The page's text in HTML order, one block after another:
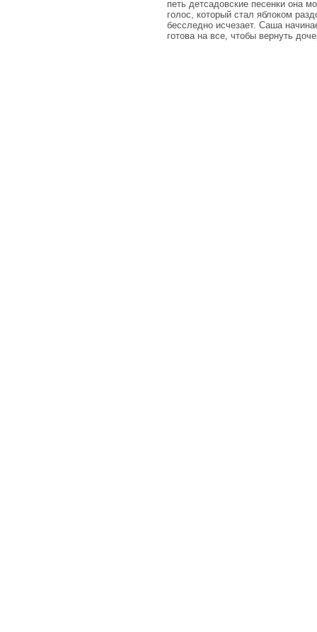
петь детсадовские песенки она
голос, который стал яблоком
бесследно исчезает. Саша
готова на все, чтобы вернуть